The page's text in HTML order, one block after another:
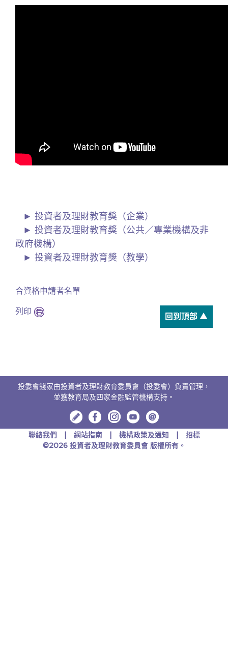
投資者及理財教育獎（企業）
投資者及理財教育獎（公共／專業機構及非
政府機構）
投資者及理財教育獎（教學）
合資格申請者名單
列印
回到頂部 ▲
投委會錢家由投資者及理財教育委員會（投委會）負責管理，
並獲教育局及四家金融監管機構支持。
聯絡我們 網站指南 機構政策及通知
招標
©2026 投資者及理財教育委員會 版權所有。